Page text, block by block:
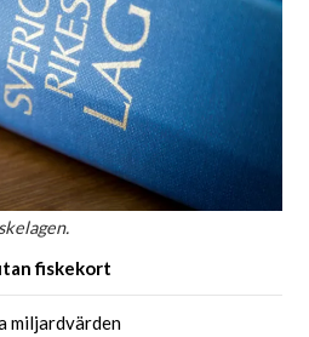
fiskekort
miljardvärden